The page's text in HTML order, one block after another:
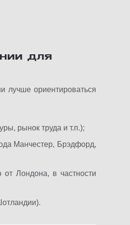
для
лучше ориентироваться
рынок труда и т.п.);
Манчестер, Брэдфорд,
от Лондона, в частности